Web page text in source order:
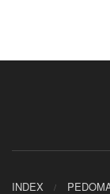
INDEX